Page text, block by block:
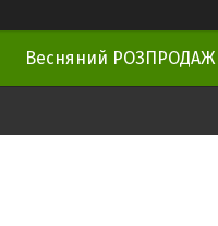
Весняний РОЗПРОДАЖ